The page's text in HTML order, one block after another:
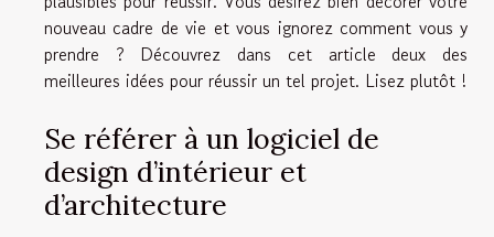
nouveau cadre de vie et vous ignorez comment vous y
prendre ? Découvrez dans cet article deux des
meilleures idées pour réussir un tel projet. Lisez plutôt !
Se référer à un logiciel de
design d’intérieur et
d’architecture